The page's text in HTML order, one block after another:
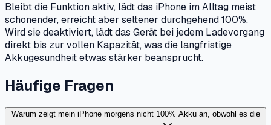
Bleibt die Funktion aktiv, lädt das iPhone im Alltag meist
schonender, erreicht aber seltener durchgehend 100%.
Wird sie deaktiviert, lädt das Gerät bei jedem Ladevorgang
direkt bis zur vollen Kapazität, was die langfristige
Akkugesundheit etwas stärker beansprucht.
Häufige Fragen
Warum zeigt mein iPhone morgens nicht 100% Akku an, obwohl es die